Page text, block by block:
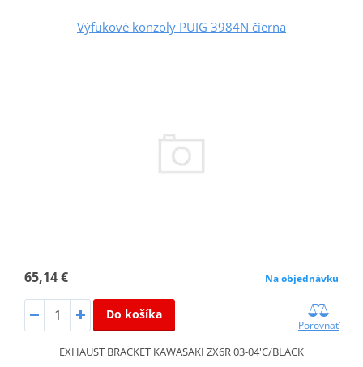
Výfukové konzoly PUIG 3984N čierna
65,14 € Na objednávku
Do košíka
Porovnať
EXHAUST BRACKET KAWASAKI ZX6R 03-04'C/BLACK